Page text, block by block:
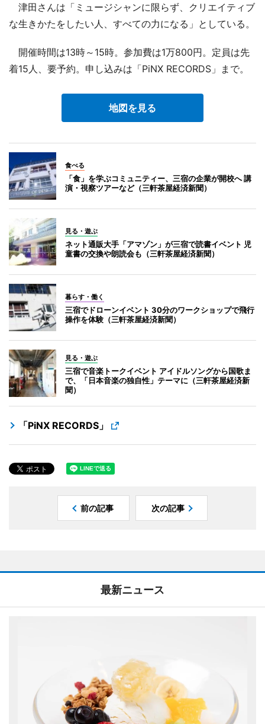
津田さんは「ミュージシャンに限らず、クリエイティブ
な生きかたをしたい人、すべての力になる」としている。
開催時間は13時～15時。参加費は1万800円。定員は先
着15人、要予約。申し込みは「PiNX RECORDS」まで。
地図を見る
食べる
「食」を学ぶコミュニティー、三宿の企業が開校へ 講
演・視察ツアーなど（三軒茶屋経済新聞）
見る・遊ぶ
ネット通販大手「アマゾン」が三宿で読書イベント 児
童書の交換や朗読会も（三軒茶屋経済新聞）
暮らす・働く
三宿でドローンイベント 30分のワークショップで飛行
操作を体験（三軒茶屋経済新聞）
見る・遊ぶ
三宿で音楽トークイベント アイドルソングから国歌ま
で、「日本音楽の独自性」テーマに（三軒茶屋経済新
聞）
「PiNX RECORDS」
前の記事 次の記事
最新ニュース